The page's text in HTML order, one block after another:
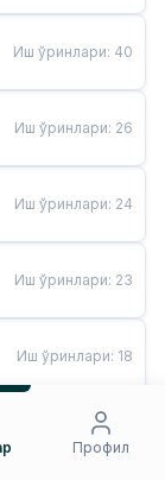
Иш ўринлари: 40
Иш ўринлари: 26
Иш ўринлари: 24
Иш ўринлари: 23
Иш ўринлари: 18
Иш ўринлари
Профил